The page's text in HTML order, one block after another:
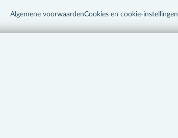
Algemene voorwaardenCookies en cookie-instellingen